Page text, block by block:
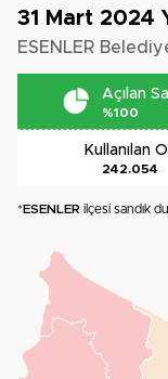
31 Mart 2024
ESENLER
Açılan
%100
Kullanılan
242.054
*ESENLER ilçesi sandık